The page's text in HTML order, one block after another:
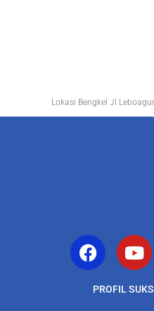
Lokasi Bengkel Jl
PROFIL